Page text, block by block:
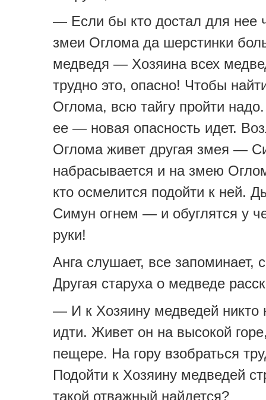
— Если бы кто достал для нее
змеи Оглома да шерстинки
медведя — Хозяина всех
трудно это, опасно! Чтобы
Оглома, всю тайгу пройти
ее — новая опасность идет.
Оглома живет другая змея —
набрасывается и на змею
кто осмелится подойти к ней.
Симун огнем — и обуглятся у
руки!
Анга слушает, все запоминает,
Другая старуха о медведе
— И к Хозяину медведей никто
идти. Живет он на высокой
пещере. На гору взобраться
Подойти к Хозяину медведей
такой отважный найдется?